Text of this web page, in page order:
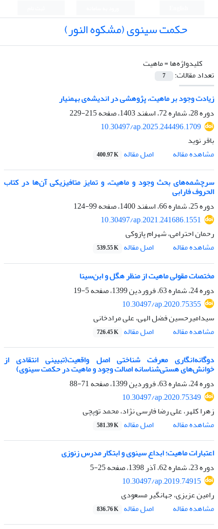
حکمت سینوی (مشکوه النور)
کلیدواژه‌ها =ماهیت
تعداد مقالات:
7
زیادت وجود بر ماهیت، پژوهشی در اندیشه‌ی بهمنیار
دوره 28، شماره 72، اسفند 1403، صفحه
215-229
10.30497/ap.2025.244496.1709
باقر نوید
مشاهده مقاله
اصل مقاله 400.97 K
سرچشمه‌های بحث وجود و ماهیت، و تمایز متافیزیکی آن‌ها در کتاب
الحروف فارابی
دوره 25، شماره 66، اسفند 1400، صفحه
99-124
10.30497/ap.2021.241686.1551
رحمان احترامی، شهرام پازوکی
مشاهده مقاله
اصل مقاله 539.55 K
مختصات مقولی ماهیت از منظر هگل و ابن‌سینا
دوره 24، شماره 63، فروردین 1399، صفحه
5-19
10.30497/ap.2020.75355
سیدامیرحسین فضل الهی، علی مرادخانی
مشاهده مقاله
اصل مقاله 726.45 K
دو‌گانه‌انگاری معرفت شناختی اصل واقعیت(تبیینی انتقادی از
خوانش‌های هستی‌شناسانه اصالت وجود و ماهیت در حکمت سینوی)
دوره 24، شماره 63، فروردین 1399، صفحه
71-88
10.30497/ap.2020.75349
زهرا کلهر، علی رضا فارسی نژاد، محمد توپچی
مشاهده مقاله
اصل مقاله 581.39 K
اعتبارات ماهیت؛ ابداع سینوی و ابتکار مدرس زنوزی
دوره 23، شماره 62، آذر 1398، صفحه
25-5
10.30497/ap.2019.74915
رامین عزیزی، جهانگیر مسعودی
مشاهده مقاله
اصل مقاله 836.76 K